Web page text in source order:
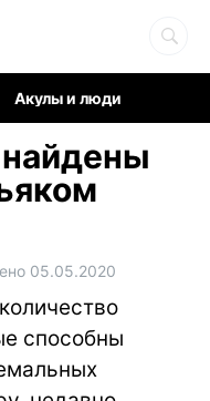
Акулы и люди
05.05.2020
способны